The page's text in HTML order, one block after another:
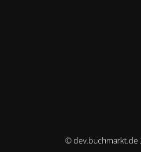
© dev.buchmarkt.de